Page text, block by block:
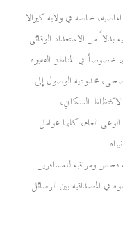
خاصة في ولاية كيرالا
خصوصاً في المناطق الفقيرة
محدودية الوصول إلى
السكاني،
العام، كلها عوامل
فحص ومراقبة للمسافرين
في المصداقية بين الرسائل